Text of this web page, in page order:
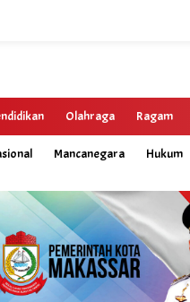
Olahraga Ragam
Mancanegara Hukum